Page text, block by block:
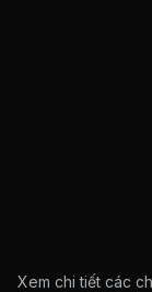
Xem chi tiết các